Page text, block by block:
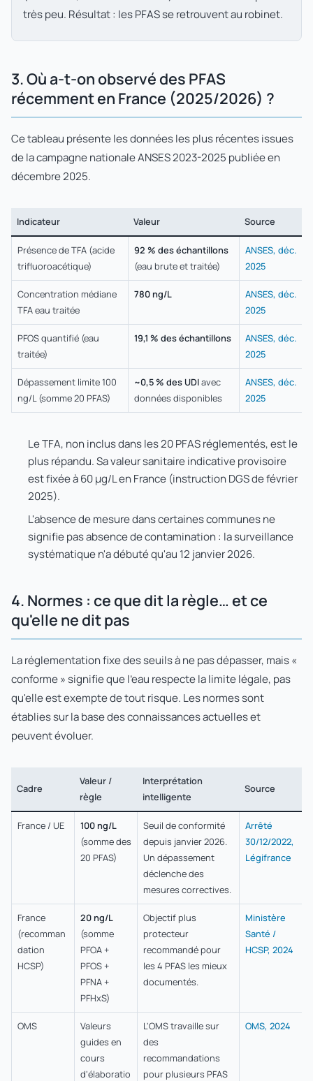
très peu. Résultat : les PFAS se retrouvent au robinet.
3. Où a-t-on observé des PFAS
récemment en France (2025/2026) ?
Ce tableau présente les données les plus récentes issues
de la campagne nationale ANSES 2023-2025 publiée en
décembre 2025.
Indicateur Valeur Source
Présence de TFA (acide
trifluoroacétique)
92 % des échantillons
(eau brute et traitée)
ANSES, déc.
2025
Concentration médiane
TFA eau traitée
780 ng/L
ANSES, déc.
2025
PFOS quantifié (eau
traitée)
19,1 % des échantillons
ANSES, déc.
2025
Dépassement limite 100
ng/L (somme 20 PFAS)
~0,5 % des UDIavec
données disponibles
ANSES, déc.
2025
Le TFA, non inclus dans les 20 PFAS réglementés, est le
plus répandu. Sa valeur sanitaire indicative provisoire
est fixée à 60 µg/L en France (instruction DGS de février
2025).
L'absence de mesure dans certaines communes ne
signifie pas absence de contamination : la surveillance
systématique n'a débuté qu'au 12 janvier 2026.
4. Normes : ce que dit la règle… et ce
qu'elle ne dit pas
La réglementation fixe des seuils à ne pas dépasser, mais «
conforme » signifie que l'eau respecte la limite légale, pas
qu'elle est exempte de tout risque. Les normes sont
établies sur la base des connaissances actuelles et
peuvent évoluer.
Cadre
Valeur /
règle
Interprétation
intelligente
Source
France / UE
100 ng/L
(somme des
20 PFAS)
Seuil de conformité
depuis janvier 2026.
Un dépassement
déclenche des
mesures correctives.
Arrêté
30/12/2022,
Légifrance
France
(recomman
dation
HCSP)
20 ng/L
(somme
PFOA +
PFOS +
PFNA +
PFHxS)
Objectif plus
protecteur
recommandé pour
les 4 PFAS les mieux
documentés.
Ministère
Santé /
HCSP, 2024
OMS
Valeurs
guides en
cours
d'élaboratio
L'OMS travaille sur
des
recommandations
pour plusieurs PFAS
OMS, 2024